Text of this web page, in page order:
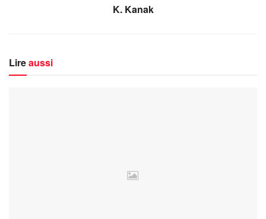
K. Kanak
Lireaussi